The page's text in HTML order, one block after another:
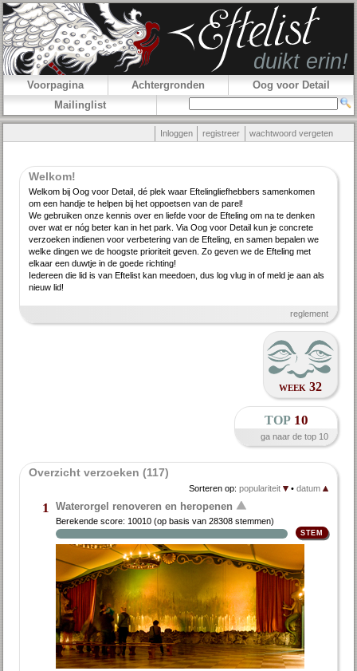
Voorpagina Achtergronden
Oog voor Detail
Mailinglist
Inloggen registreer wachtwoord vergeten
Welkom!
Welkom bij Oog voor Detail, dé plek waar Efteling­lief­hebbers samenkomen
om een handje te helpen bij het oppoetsen van de parel!
We gebruiken onze kennis over en liefde voor de Efteling om na te denken
over wat er nóg beter kan in het park. Via Oog voor Detail kun je concrete
verzoeken indienen voor verbe­tering van de Efteling, en samen bepalen we
welke dingen we de hoogste priori­teit geven. Zo geven we de Efteling met
elkaar een duwtje in de goede richting!
Iedereen die lid is van Eftelist kan meedoen, dus log vlug in of meld je aan als
nieuw lid!
reglement
week 32
top 10
ga naar de top 10
Overzicht verzoeken (117)
Sorteren op: populariteit • datum
1 Waterorgel renoveren en heropenen
Berekende score: 10010 (op basis van28308 stemmen)